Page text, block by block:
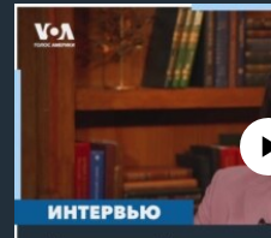
Learning English
СОЦИАЛЬНЫЕ СЕТИ
Языки
No media